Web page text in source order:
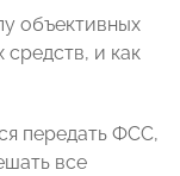
объективных
и как
передать ФСС,
все